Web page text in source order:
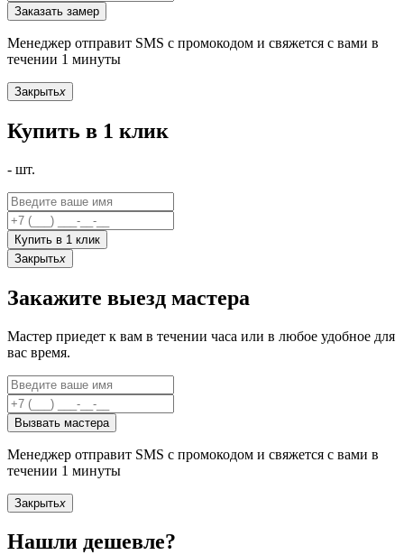
Заказать замер
Менеджер отправит SMS с промокодом и свяжется с вами в
течении 1 минуты
Закрытьx
Купить в 1 клик
- шт.
Купить в 1 клик
Закрытьx
Закажите выезд мастера
Мастер приедет к вам в течении часа или в любое удобное для
вас время.
Вызвать мастера
Менеджер отправит SMS с промокодом и свяжется с вами в
течении 1 минуты
Закрытьx
Нашли дешевле?